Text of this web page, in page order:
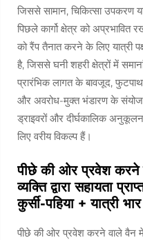
जिससे सामान, चिकित्सा उपकरण
पिछले कार्गो क्षेत्र को अप्रभावित
को रैंप तैनात करने के लिए यात्री
है, जिससे घनी शहरी क्षेत्रों में
प्रारंभिक लागत के बावजूद,
और अवरोध-मुक्त भंडारण के
ड्राइवरों और दीर्घकालिक
लिए वरीय विकल्प हैं।
पीछे की ओर प्रवेश करने
व्यक्ति द्वारा सहायता
कुर्सी-पहिया + यात्री
पीछे की ओर प्रवेश करने वाले वैन में